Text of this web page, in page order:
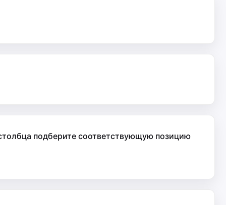
подберите соответствующую позицию